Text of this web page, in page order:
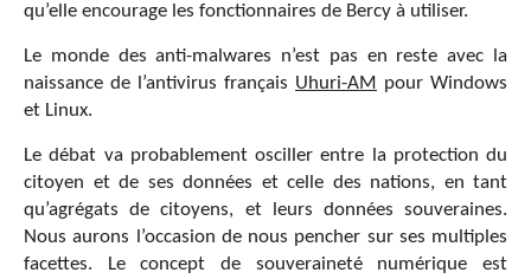
qu’elle encourage les fonctionnaires de Bercy à utiliser.
Le monde des anti-malwares n’est pas en reste avec la
naissance de l’antivirus français Uhuri-AM pour Windows
et Linux.
Le débat va probablement osciller entre la protection du
citoyen et de ses données et celle des nations, en tant
qu’agrégats de citoyens, et leurs données souveraines.
Nous aurons l’occasion de nous pencher sur ses multiples
facettes. Le concept de souveraineté numérique est